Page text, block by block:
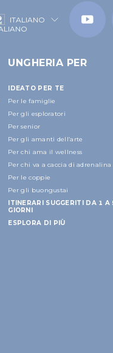
ITALIANO
UNGHERIA PER
IDEATO PER TE
Per le famiglie
Per gli esploratori
Per senior
Per gli amanti dell’arte
Per chi ama il wellness
Per chi va a caccia di adrenalina
Per le coppie
Per gli buongustai
ITINERARI SUGGERITI DA 1 A
GIORNI
ESPLORA DI PIÙ